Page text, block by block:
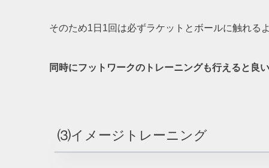
そのため1日1回は必ずラケットとボールに触れる
同時にフットワークのトレーニングも行えると良い
⑶イメージトレーニング